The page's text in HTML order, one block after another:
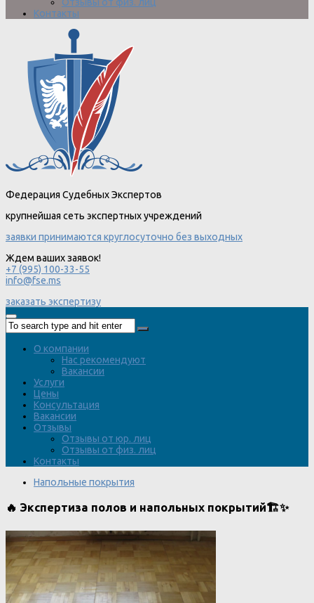
Отзывы от физ. лиц
Контакты
Федерация Судебных Экспертов
крупнейшая сеть экспертных учреждений
заявки принимаются круглосуточно без выходных
Ждем ваших заявок!
+7 (995) 100-33-55
info@fse.ms
заказать экспертизу
О компании
Нас рекомендуют
Вакансии
Услуги
Цены
Консультация
Вакансии
Отзывы
Отзывы от юр. лиц
Отзывы от физ. лиц
Контакты
Напольные покрытия
🔥 Экспертиза полов и напольных покрытий🏗️✨